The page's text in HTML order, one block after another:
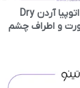
تونیک پاک کننده اتوپیا آردن Dry